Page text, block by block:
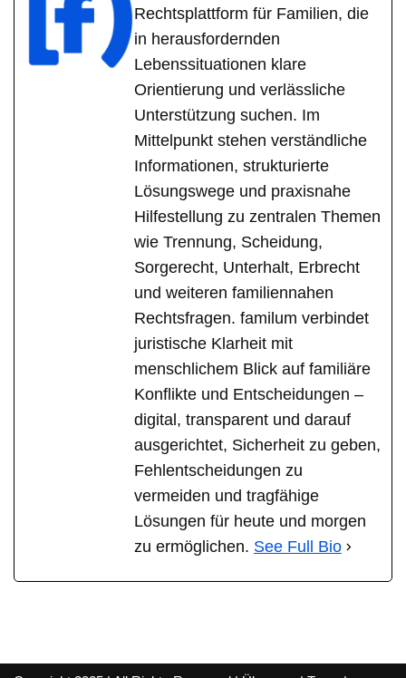
Rechtsplattform für Familien, die
in herausfordernden
Lebenssituationen klare
Orientierung und verlässliche
Unterstützung suchen. Im
Mittelpunkt stehen verständliche
Informationen, strukturierte
Lösungswege und praxisnahe
Hilfestellung zu zentralen Themen
wie Trennung, Scheidung,
Sorgerecht, Unterhalt, Erbrecht
und weiteren familiennahen
Rechtsfragen. familum verbindet
juristische Klarheit mit
menschlichem Blick auf familiäre
Konflikte und Entscheidungen –
digital, transparent und darauf
ausgerichtet, Sicherheit zu geben,
Fehlentscheidungen zu
vermeiden und tragfähige
Lösungen für heute und morgen
zu ermöglichen. See Full Bio